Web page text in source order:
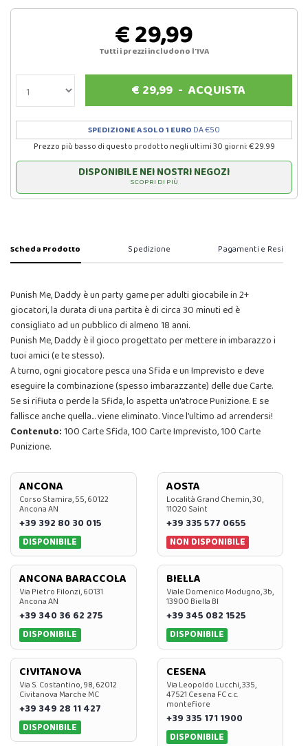
€ 29,99
Tutti i prezzi includono l'IVA
€ 29,99 -ACQUISTA
SPEDIZIONE A SOLO 1 EURO DA €50
Prezzo più basso di questo prodotto negli ultimi 30 giorni: € 29.99
DISPONIBILE NEI NOSTRI NEGOZI
SCOPRI DI PIÙ
Scheda Prodotto Spedizione Pagamenti e Resi
Punish Me, Daddy è un party game per adulti giocabile in 2+
giocatori, la durata di una partita è di circa 30 minuti ed è
consigliato ad un pubblico di almeno 18 anni.
Punish Me, Daddy è il gioco progettato per mettere in imbarazzo i
tuoi amici (e te stesso).
A turno, ogni giocatore pesca una Sfida e un Imprevisto e deve
eseguire la combinazione (spesso imbarazzante) delle due Carte.
Se si rifiuta o perde la Sfida, lo aspetta un'atroce Punizione. E se
fallisce anche quella... viene eliminato. Vince l’ultimo ad arrendersi!
Contenuto:100 Carte Sfida, 100 Carte Imprevisto, 100 Carte
Punizione.
ANCONA
Corso Stamira, 55, 60122
Ancona AN
+39 392 80 30 015
DISPONIBILE
AOSTA
Località Grand Chemin, 30,
11020 Saint
+39 335 577 0655
NON DISPONIBILE
ANCONA BARACCOLA
Via Pietro Filonzi, 60131
Ancona AN
+39 340 36 62 275
DISPONIBILE
BIELLA
Viale Domenico Modugno, 3b,
13900 Biella BI
+39 345 082 1525
DISPONIBILE
CIVITANOVA
Via S. Costantino, 98, 62012
Civitanova Marche MC
+39 349 28 11 427
DISPONIBILE
CESENA
Via Leopoldo Lucchi, 335,
47521 Cesena FC c.c.
montefiore
+39 335 171 1900
DISPONIBILE